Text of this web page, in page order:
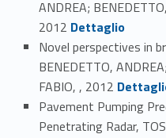
ANDREA;
2012 Link identifier #identifier_person_155033-37
Dettaglio
Novel perspectives in
BENEDETTO,
FABIO, , 2012 Link identifier #identifier_person_40211-38
Pavement Pumping
Penetrating Radar,